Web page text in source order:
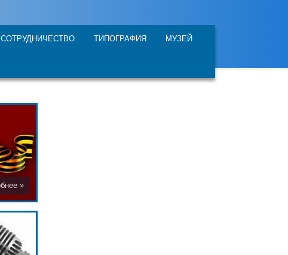
СОТРУДНИЧЕСТВО ТИПОГРАФИЯ МУЗЕЙ